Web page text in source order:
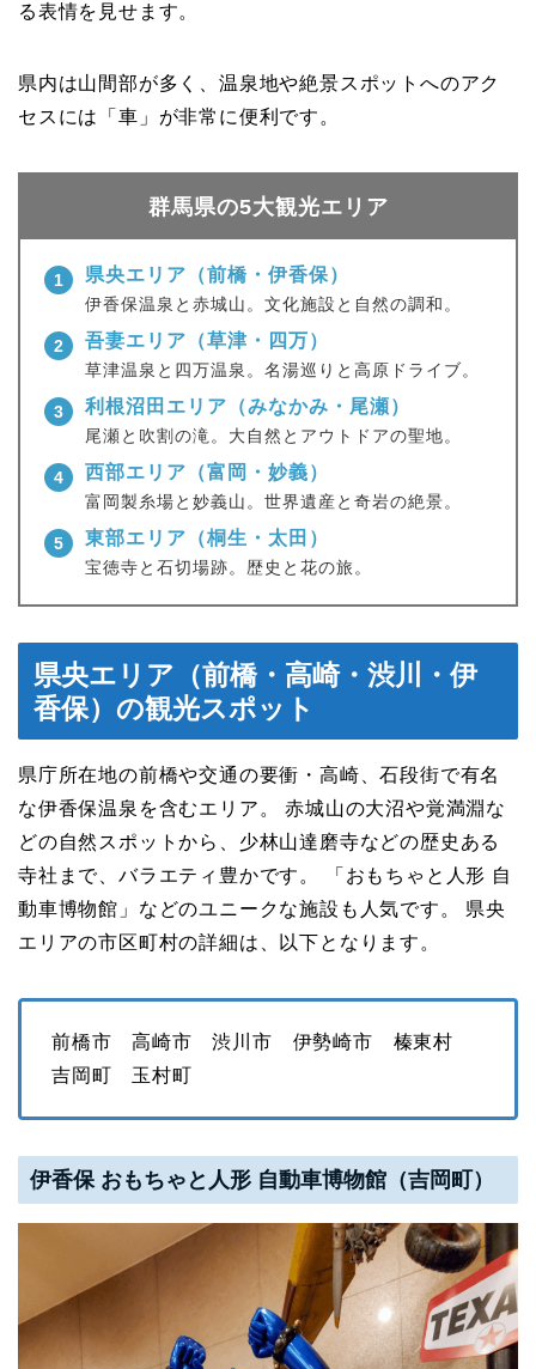
る表情を見せます。
県内は山間部が多く、温泉地や絶景スポットへのアク
セスには「車」が非常に便利です。
群馬県の5大観光エリア
1 県央エリア（前橋・伊香保）
伊香保温泉と赤城山。文化施設と自然の調和。
2 吾妻エリア（草津・四万）
草津温泉と四万温泉。名湯巡りと高原ドライブ。
3 利根沼田エリア（みなかみ・尾瀬）
尾瀬と吹割の滝。大自然とアウトドアの聖地。
4 西部エリア（富岡・妙義）
富岡製糸場と妙義山。世界遺産と奇岩の絶景。
5 東部エリア（桐生・太田）
宝徳寺と石切場跡。歴史と花の旅。
県央エリア（前橋・高崎・渋川・伊
香保）の観光スポット
県庁所在地の前橋や交通の要衝・高崎、石段街で有名
な伊香保温泉を含むエリア。 赤城山の大沼や覚満淵な
どの自然スポットから、少林山達磨寺などの歴史ある
寺社まで、バラエティ豊かです。 「おもちゃと人形 自
動車博物館」などのユニークな施設も人気です。 県央
エリアの市区町村の詳細は、以下となります。
前橋市 高崎市 渋川市 伊勢崎市 榛東村
吉岡町 玉村町
伊香保 おもちゃと人形 自動車博物館（吉岡町）